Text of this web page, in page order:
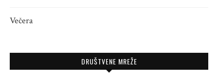
Večera
DRUŠTVENE MREŽE